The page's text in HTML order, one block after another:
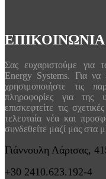
ΕΠΙΚΟΙΝΩΝΙΑ
Σας ευχαριστούμε για
Energy Systems. Για να
χρησιμοποιήστε τις
πληροφορίες για της
επισκεφτείτε τις
τελευταία νέα και
συνδεθείτε μαζί μας στα
Γιάννουλη Λάρισας,
+30 2410.623.192-4